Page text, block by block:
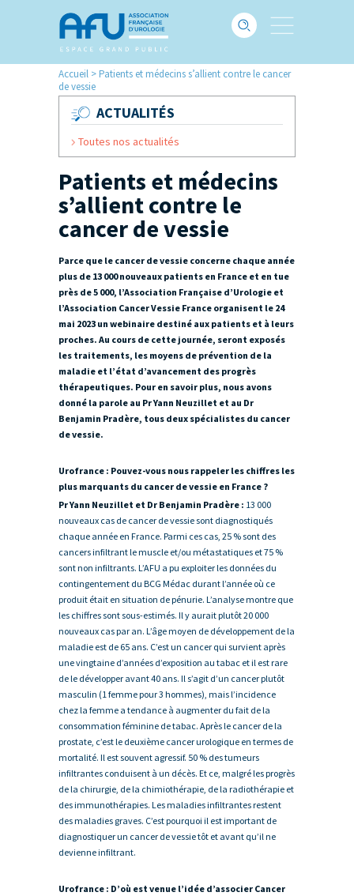
Accueil >Patients et médecins s’allient contre le cancer
de vessie
ACTUALITÉS
Toutes nos actualités
Patients et médecins
s’allient contre le
cancer de vessie
Parce que le cancer de vessie concerne chaque année
plus de 13 000 nouveaux patients en France et en tue
près de 5 000, l’Association Française d’Urologie et
l’Association Cancer Vessie France organisent le 24
mai 2023 un webinaire destiné aux patients et à leurs
proches. Au cours de cette journée, seront exposés
les traitements, les moyens de prévention de la
maladie et l’état d’avancement des progrès
thérapeutiques. Pour en savoir plus, nous avons
donné la parole au Pr Yann Neuzillet et au Dr
Benjamin Pradère, tous deux spécialistes du cancer
de vessie.
Urofrance : Pouvez-vous nous rappeler les chiffres les
plus marquants du cancer de vessie en France ?
Pr Yann Neuzillet et Dr Benjamin Pradère : 13 000
nouveaux cas de cancer de vessie sont diagnostiqués
chaque année en France. Parmi ces cas, 25 % sont des
cancers infiltrant le muscle et/ou métastatiques et 75 %
sont non infiltrants. L’AFU a pu exploiter les données du
contingentement du BCG Médac durant l’année où ce
produit était en situation de pénurie. L’analyse montre que
les chiffres sont sous-estimés. Il y aurait plutôt 20 000
nouveaux cas par an. L’âge moyen de développement de la
maladie est de 65 ans. C’est un cancer qui survient après
une vingtaine d’années d’exposition au tabac et il est rare
de le développer avant 40 ans. Il s’agit d’un cancer plutôt
masculin (1 femme pour 3 hommes), mais l’incidence
chez la femme a tendance à augmenter du fait de la
consommation féminine de tabac. Après le cancer de la
prostate, c’est le deuxième cancer urologique en termes de
mortalité. Il est souvent agressif. 50 % des tumeurs
infiltrantes conduisent à un décès. Et ce, malgré les progrès
de la chirurgie, de la chimiothérapie, de la radiothérapie et
des immunothérapies. Les maladies infiltrantes restent
des maladies graves. C’est pourquoi il est important de
diagnostiquer un cancer de vessie tôt et avant qu’il ne
devienne infiltrant.
Urofrance : D’où est venue l’idée d’associer Cancer